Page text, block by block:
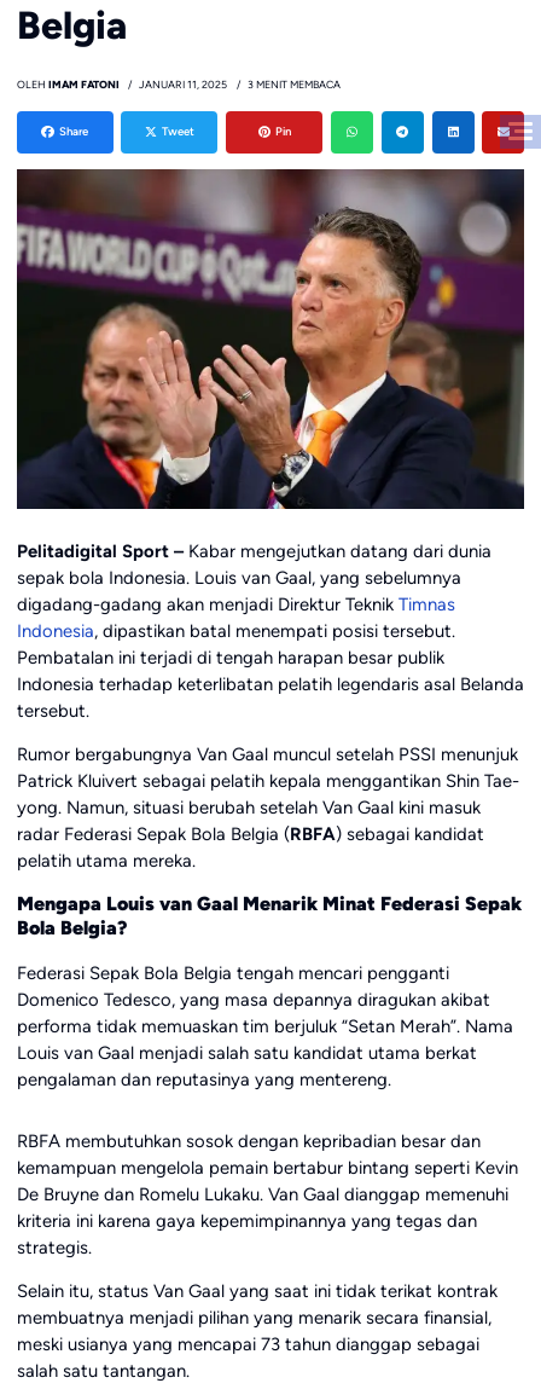
Belgia
OLEH IMAM FATONI JANUARI 11, 2025 3 MENIT MEMBACA
Share Tweet Pin
Pelitadigital Sport – Kabar mengejutkan datang dari dunia
sepak bola Indonesia. Louis van Gaal, yang sebelumnya
digadang-gadang akan menjadi Direktur Teknik Timnas
Indonesia, dipastikan batal menempati posisi tersebut.
Pembatalan ini terjadi di tengah harapan besar publik
Indonesia terhadap keterlibatan pelatih legendaris asal Belanda
tersebut.
Rumor bergabungnya Van Gaal muncul setelah PSSI menunjuk
Patrick Kluivert sebagai pelatih kepala menggantikan Shin Tae-
yong. Namun, situasi berubah setelah Van Gaal kini masuk
radar Federasi Sepak Bola Belgia (RBFA) sebagai kandidat
pelatih utama mereka.
Mengapa Louis van Gaal Menarik Minat Federasi Sepak
Bola Belgia?
Federasi Sepak Bola Belgia tengah mencari pengganti
Domenico Tedesco, yang masa depannya diragukan akibat
performa tidak memuaskan tim berjuluk “Setan Merah”. Nama
Louis van Gaal menjadi salah satu kandidat utama berkat
pengalaman dan reputasinya yang mentereng.
RBFA membutuhkan sosok dengan kepribadian besar dan
kemampuan mengelola pemain bertabur bintang seperti Kevin
De Bruyne dan Romelu Lukaku. Van Gaal dianggap memenuhi
kriteria ini karena gaya kepemimpinannya yang tegas dan
strategis.
Selain itu, status Van Gaal yang saat ini tidak terikat kontrak
membuatnya menjadi pilihan yang menarik secara finansial,
meski usianya yang mencapai 73 tahun dianggap sebagai
salah satu tantangan.